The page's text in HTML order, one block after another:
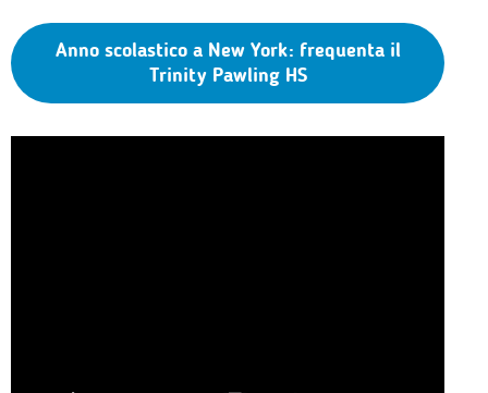
Anno scolastico a New York: frequenta il
Trinity Pawling HS